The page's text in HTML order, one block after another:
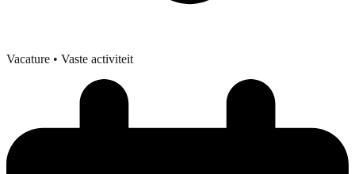
Vacature • Vaste activiteit